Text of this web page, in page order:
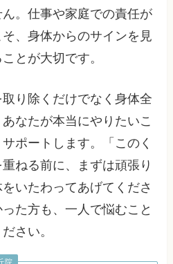
。仕事や家庭での責任が
、身体からのサインを見
とが大切です。
り除くだけでなく身体全
なたが本当にやりたいこ
ポートします。「このく
ねる前に、まずは頑張り
いたわってあげてくださ
た方も、一人で悩むこと
さい。
院